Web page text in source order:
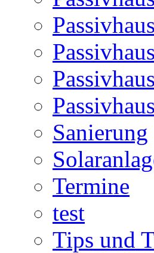
Sanierung
Termine
test
Tips und